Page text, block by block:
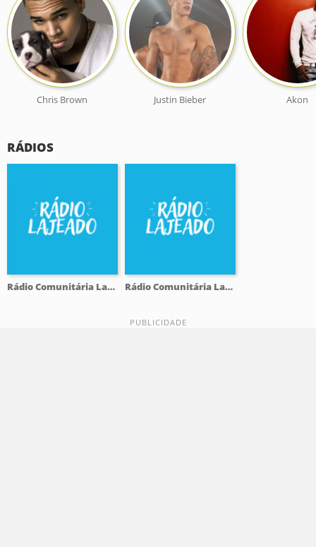
Chris Brown Justin Bieber Akon
RÁDIOS
Rádio Comunitária Lajeado FM 98.1 Rádio Comunitária Lajeado FM 98.1